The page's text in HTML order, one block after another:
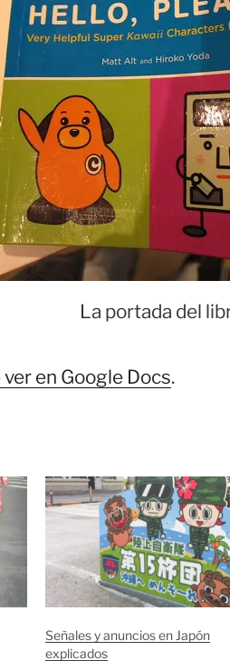
La portada del
en Google Docs.
Señales y anuncios en Japón
explicados